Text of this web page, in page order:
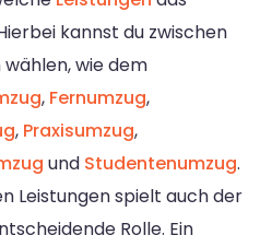
kannst du zwischen
wie dem
, Fernumzug,
, Praxisumzug,
und Studentenumzug.
Leistungen spielt auch der
Rolle. Ein